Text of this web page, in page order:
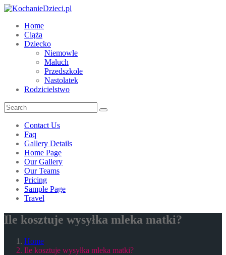
Home
Ciąża
Dziecko
Niemowle
Maluch
Przedszkole
Nastolatek
Rodzicielstwo
Contact Us
Faq
Gallery Details
Home Page
Our Gallery
Our Teams
Pricing
Sample Page
Travel
Ile kosztuje wysyłka mleka matki?
Home
Ile kosztuje wysyłka mleka matki?